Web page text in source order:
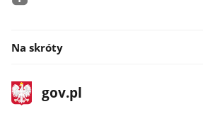
Na skróty
stopka
gov.plStrona
gov.pl